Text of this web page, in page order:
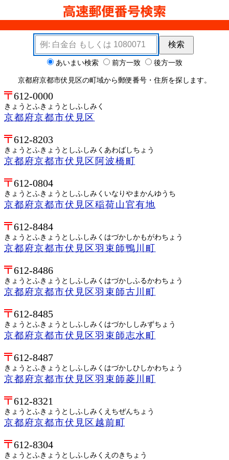
検索キーワード
検索
検索オプション あいまい検索 前方一致 後方一致
京都府京都市伏見区の町域から郵便番号・住所を探します。
612-0000
きょうとふきょうとしふしみく
京都府京都市伏見区
612-8203
きょうとふきょうとしふしみくあわばしちょう
京都府京都市伏見区阿波橋町
612-0804
きょうとふきょうとしふしみくいなりやまかんゆうち
京都府京都市伏見区稲荷山官有地
612-8484
きょうとふきょうとしふしみくはづかしかもがわちょう
京都府京都市伏見区羽束師鴨川町
612-8486
きょうとふきょうとしふしみくはづかしふるかわちょう
京都府京都市伏見区羽束師古川町
612-8485
きょうとふきょうとしふしみくはづかししみずちょう
京都府京都市伏見区羽束師志水町
612-8487
きょうとふきょうとしふしみくはづかしひしかわちょう
京都府京都市伏見区羽束師菱川町
612-8321
きょうとふきょうとしふしみくえちぜんちょう
京都府京都市伏見区越前町
612-8304
きょうとふきょうとしふしみくえのきちょう